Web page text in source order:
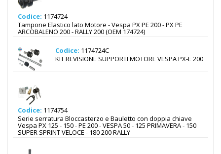
Codice: 1174724
Tampone Elastico lato Motore - Vespa PX PE 200 - PX PE
ARCOBALENO 200 - RALLY 200 (OEM 174724)
Codice: 1174724C
KIT REVISIONE SUPPORTI MOTORE VESPA PX-E 200
Codice: 1174754
Serie serratura Bloccasterzo e Bauletto con doppia chiave
Vespa PX 125 - 150 - PE 200 - VESPA 50 - 125 PRIMAVERA - 150
SUPER SPRINT VELOCE - 180 200 RALLY